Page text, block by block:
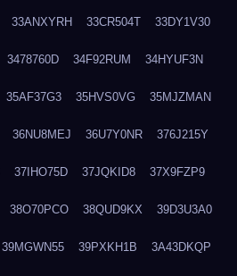
33ANXYRH 33CR504T 33DY1V30
3478760D 34F92RUM 34HYUF3N
35AF37G3 35HVS0VG 35MJZMAN
36NU8MEJ 36U7Y0NR 376J215Y
37IHO75D 37JQKID8 37X9FZP9
38O70PCO 38QUD9KX 39D3U3A0
39MGWN55 39PXKH1B 3A43DKQP